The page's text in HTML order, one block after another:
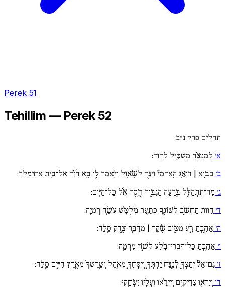
Perek 51
Tehillim — Perek 52
תהלים פרק נ״ב
א׳ לַֽמְנַצֵּ֗חַ מַשְׂכִּ֥יל לְדָוִֽד:
ב׳ בְּב֚וֹא | דּוֹאֵ֣ג הָֽאֲדֹמִי֘ וַיַּגֵּ֪ד לְשָׁ֫א֥וּל וַיֹּ֥אמֶר ל֑וֹ בָּ֥א דָ֜וִ֗ד אֶל־בֵּ֥ית אֲחִימֶֽלֶךְ:
ג׳ מַה־תִּתְהַלֵּ֣ל בְּ֖רָעָה הַגִּבּ֑וֹר חֶ֥סֶד אֵ֜֗ל כָּל־הַיּֽוֹם:
ד׳ הַוּוֹת תַּחְשֹׁ֣ב לְשׁוֹנֶ֑ךָ כְּתַ֥עַר מְ֜לֻטָּ֗שׁ עֹשֵׂ֥ה רְמִיָּֽה:
ה׳ אָהַ֣בְתָּ רָ֣ע מִטּ֑וֹב שֶׁ֓קֶר | מִדַּבֵּ֖ר צֶ֣דֶק סֶֽלָה:
ו׳ אָהַ֥בְתָּ כָל־דִּבְרֵי־בָ֗לַע לְשׁ֣וֹן מִרְמָֽה:
ז׳ גַּם־אֵל֘ יִתָּצְךָ֪ לָ֫נֶ֥צַח יַחְתְּךָ֣ וְיִסָּֽחֲךָ֣ מֵאֹ֑הֶל וְשֵֽׁרֶשְׁךָ֙ מֵאֶ֖רֶץ חַיִּ֣ים סֶֽלָה:
ח׳ וְיִרְא֖וּ צַדִּיקִ֥ים וְיִירָ֗אוּ וְעָלָ֥יו יִשְׂחָֽקוּ: